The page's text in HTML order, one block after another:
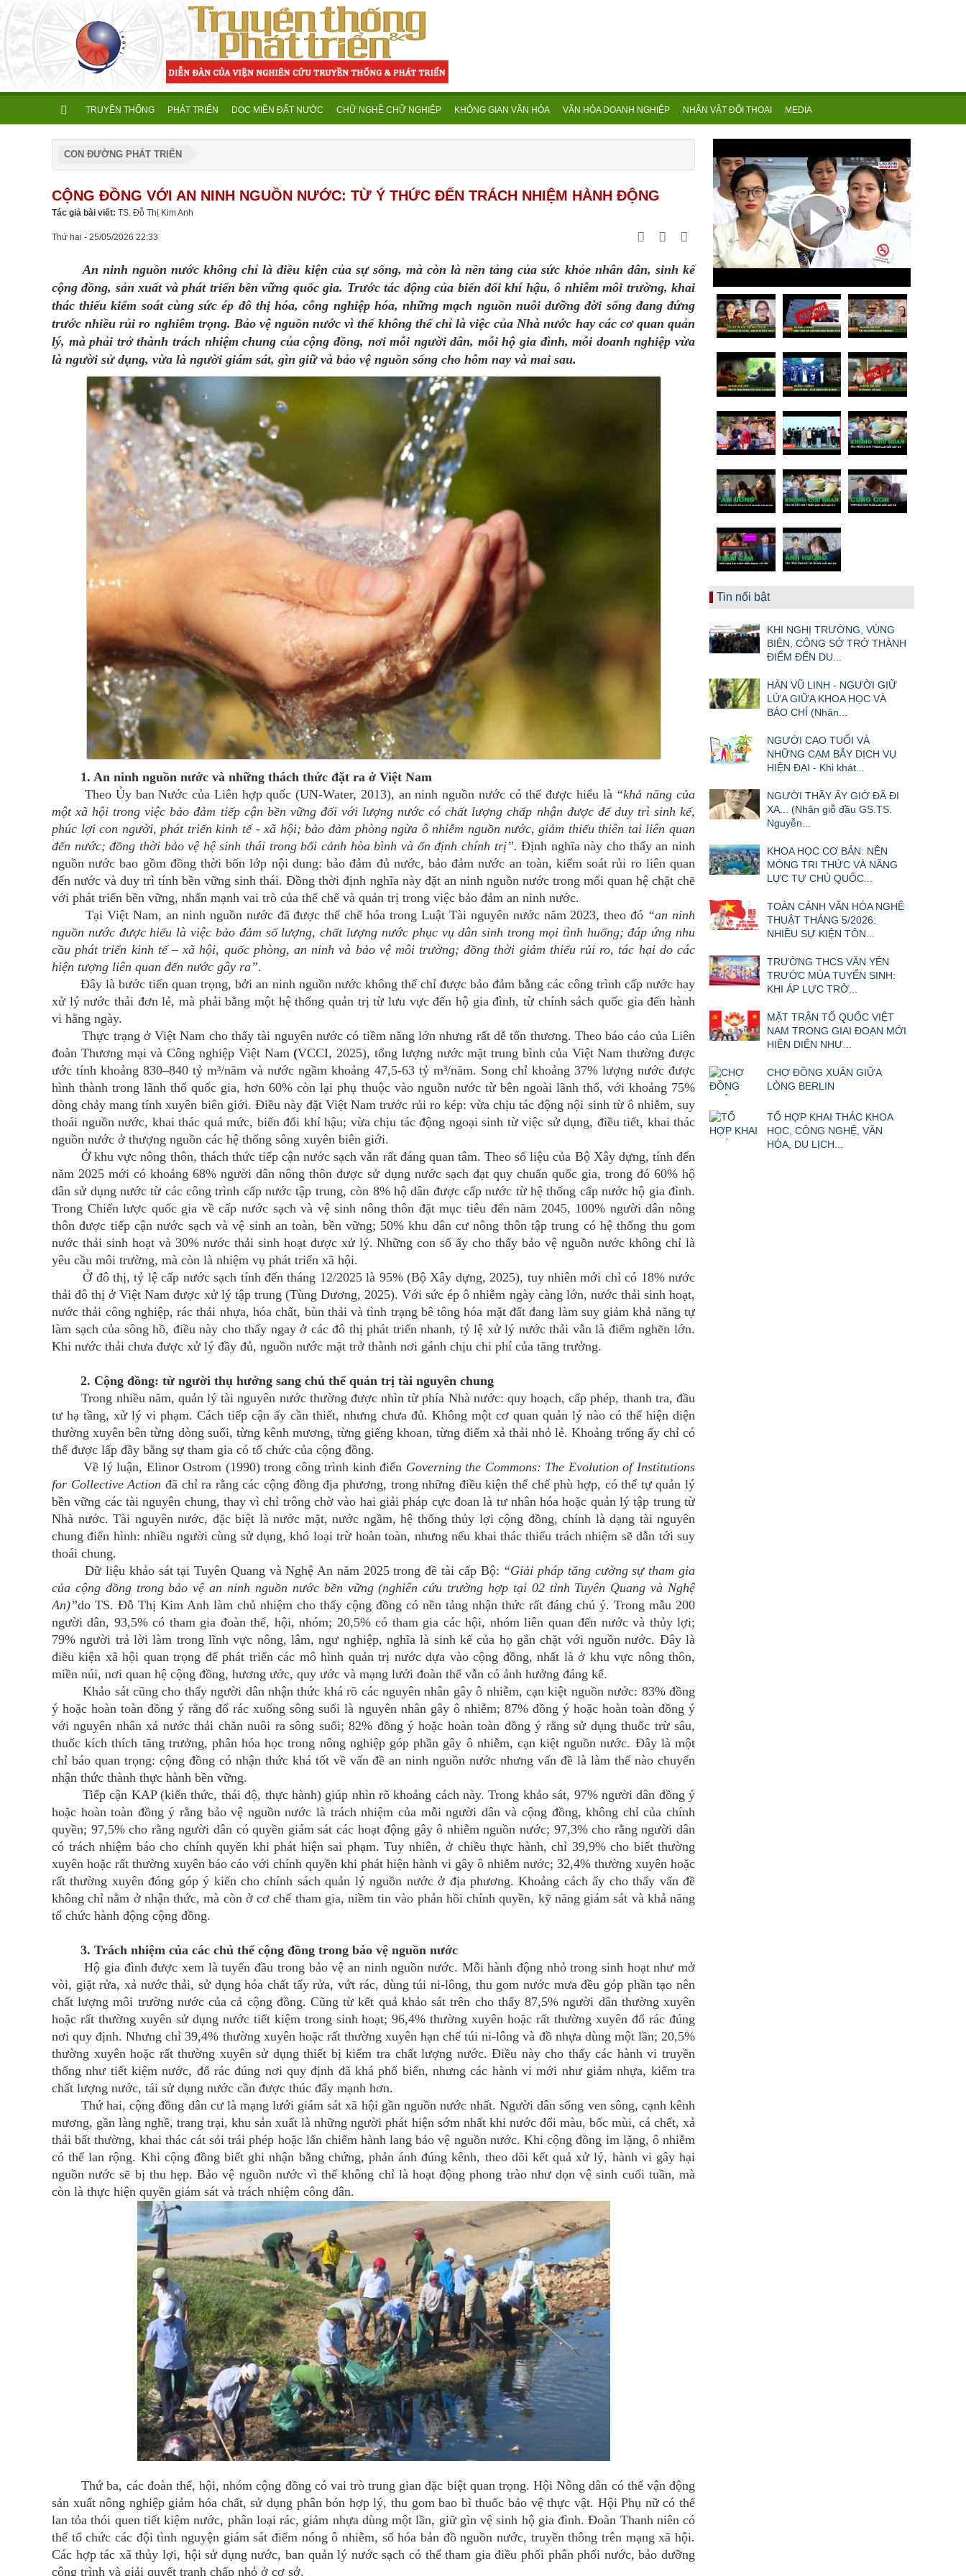
TRUYỀN THỐNG PHÁT TRIỂN DỌC MIỀN ĐẤT NƯỚC CHỮ NGHỀ CHỮ NGHIỆP KHÔNG GIAN VĂN HÓA VĂN HÓA DOANH NGHIỆP NHÂN VẬT ĐỐI THOẠI MEDIA
CON ĐƯỜNG PHÁT TRIỂN
CỘNG ĐỒNG VỚI AN NINH NGUỒN NƯỚC: TỪ Ý THỨC ĐẾN TRÁCH NHIỆM HÀNH ĐỘNG
Tác giả bài viết: TS. Đỗ Thị Kim Anh
Thứ hai - 25/05/2026 22:33
An ninh nguồn nước không chỉ là điều kiện của sự sống, mà còn là nền tảng của sức khỏe nhân dân, sinh kế
cộng đồng, sản xuất và phát triển bền vững quốc gia. Trước tác động của biến đổi khí hậu, ô nhiễm môi trường, khai
thác thiếu kiểm soát cùng sức ép đô thị hóa, công nghiệp hóa, những mạch nguồn nuôi dưỡng đời sống đang đứng
trước nhiều rủi ro nghiêm trọng. Bảo vệ nguồn nước vì thế không thể chỉ là việc của Nhà nước hay các cơ quan quản
lý, mà phải trở thành trách nhiệm chung của cộng đồng, nơi mỗi người dân, mỗi hộ gia đình, mỗi doanh nghiệp vừa
là người sử dụng, vừa là người giám sát, gìn giữ và bảo vệ nguồn sống cho hôm nay và mai sau.
1. An ninh nguồn nước và những thách thức đặt ra ở Việt Nam
Theo Ủy ban Nước của Liên hợp quốc (UN-Water, 2013), an ninh nguồn nước có thể được hiểu là “khả năng của
một xã hội trong việc bảo đảm tiếp cận bền vững đối với lượng nước có chất lượng chấp nhận được để duy trì sinh kế,
phúc lợi con người, phát triển kinh tế - xã hội; bảo đảm phòng ngừa ô nhiễm nguồn nước, giảm thiểu thiên tai liên quan
đến nước; đồng thời bảo vệ hệ sinh thái trong bối cảnh hòa bình và ổn định chính trị”. Định nghĩa này cho thấy an ninh
nguồn nước bao gồm đồng thời bốn lớp nội dung: bảo đảm đủ nước, bảo đảm nước an toàn, kiểm soát rủi ro liên quan
đến nước và duy trì tính bền vững sinh thái. Đồng thời định nghĩa này đặt an ninh nguồn nước trong mối quan hệ chặt chẽ
với phát triển bền vững, nhấn mạnh vai trò của thể chế và quản trị trong việc bảo đảm an ninh nước.
Tại Việt Nam, an ninh nguồn nước đã được thể chế hóa trong Luật Tài nguyên nước năm 2023, theo đó “an ninh
nguồn nước được hiểu là việc bảo đảm số lượng, chất lượng nước phục vụ dân sinh trong mọi tình huống; đáp ứng nhu
cầu phát triển kinh tế – xã hội, quốc phòng, an ninh và bảo vệ môi trường; đồng thời giảm thiểu rủi ro, tác hại do các
hiện tượng liên quan đến nước gây ra”.
Đây là bước tiến quan trọng, bởi an ninh nguồn nước không thể chỉ được bảo đảm bằng các công trình cấp nước hay
xử lý nước thải đơn lẻ, mà phải bằng một hệ thống quản trị từ lưu vực đến hộ gia đình, từ chính sách quốc gia đến hành
vi hằng ngày.
Thực trạng ở Việt Nam cho thấy tài nguyên nước có tiềm năng lớn nhưng rất dễ tổn thương. Theo báo cáo của Liên
đoàn Thương mại và Công nghiệp Việt Nam (VCCI, 2025), tổng lượng nước mặt trung bình của Việt Nam thường được
ước tính khoảng 830–840 tỷ m³/năm và nước ngầm khoảng 47,5-63 tỷ m³/năm. Song chỉ khoảng 37% lượng nước được
hình thành trong lãnh thổ quốc gia, hơn 60% còn lại phụ thuộc vào nguồn nước từ bên ngoài lãnh thổ, với khoảng 75%
dòng chảy mang tính xuyên biên giới. Điều này đặt Việt Nam trước rủi ro kép: vừa chịu tác động nội sinh từ ô nhiễm, suy
thoái nguồn nước, khai thác quá mức, biến đổi khí hậu; vừa chịu tác động ngoại sinh từ việc sử dụng, điều tiết, khai thác
nguồn nước ở thượng nguồn các hệ thống sông xuyên biên giới.
Ở khu vực nông thôn, thách thức tiếp cận nước sạch vẫn rất đáng quan tâm. Theo số liệu của Bộ Xây dựng, tính đến
năm 2025 mới có khoảng 68% người dân nông thôn được sử dụng nước sạch đạt quy chuẩn quốc gia, trong đó 60% hộ
dân sử dụng nước từ các công trình cấp nước tập trung, còn 8% hộ dân được cấp nước từ hệ thống cấp nước hộ gia đình.
Trong Chiến lược quốc gia về cấp nước sạch và vệ sinh nông thôn đặt mục tiêu đến năm 2045, 100% người dân nông
thôn được tiếp cận nước sạch và vệ sinh an toàn, bền vững; 50% khu dân cư nông thôn tập trung có hệ thống thu gom
nước thải sinh hoạt và 30% nước thải sinh hoạt được xử lý. Những con số ấy cho thấy bảo vệ nguồn nước không chỉ là
yêu cầu môi trường, mà còn là nhiệm vụ phát triển xã hội.
Ở đô thị, tỷ lệ cấp nước sạch tính đến tháng 12/2025 là 95% (Bộ Xây dựng, 2025), tuy nhiên mới chỉ có 18% nước
thải đô thị ở Việt Nam được xử lý tập trung (Tùng Dương, 2025). Với sức ép ô nhiễm ngày càng lớn, nước thải sinh hoạt,
nước thải công nghiệp, rác thải nhựa, hóa chất, bùn thải và tình trạng bê tông hóa mặt đất đang làm suy giảm khả năng tự
làm sạch của sông hồ, điều này cho thấy ngay ở các đô thị phát triển nhanh, tỷ lệ xử lý nước thải vẫn là điểm nghẽn lớn.
Khi nước thải chưa được xử lý đầy đủ, nguồn nước mặt trở thành nơi gánh chịu chi phí của tăng trưởng.
2. Cộng đồng: từ người thụ hưởng sang chủ thể quản trị tài nguyên chung
Trong nhiều năm, quản lý tài nguyên nước thường được nhìn từ phía Nhà nước: quy hoạch, cấp phép, thanh tra, đầu
tư hạ tầng, xử lý vi phạm. Cách tiếp cận ấy cần thiết, nhưng chưa đủ. Không một cơ quan quản lý nào có thể hiện diện
thường xuyên bên từng dòng suối, từng kênh mương, từng giếng khoan, từng điểm xả thải nhỏ lẻ. Khoảng trống ấy chỉ có
thể được lấp đầy bằng sự tham gia có tổ chức của cộng đồng.
Về lý luận, Elinor Ostrom (1990) trong công trình kinh điển Governing the Commons: The Evolution of Institutions
for Collective Action đã chỉ ra rằng các cộng đồng địa phương, trong những điều kiện thể chế phù hợp, có thể tự quản lý
bền vững các tài nguyên chung, thay vì chỉ trông chờ vào hai giải pháp cực đoan là tư nhân hóa hoặc quản lý tập trung từ
Nhà nước. Tài nguyên nước, đặc biệt là nước mặt, nước ngầm, hệ thống thủy lợi cộng đồng, chính là dạng tài nguyên
chung điển hình: nhiều người cùng sử dụng, khó loại trừ hoàn toàn, nhưng nếu khai thác thiếu trách nhiệm sẽ dẫn tới suy
thoái chung.
Dữ liệu khảo sát tại Tuyên Quang và Nghệ An năm 2025 trong đề tài cấp Bộ: “Giải pháp tăng cường sự tham gia
của cộng đồng trong bảo vệ an ninh nguồn nước bền vững (nghiên cứu trường hợp tại 02 tỉnh Tuyên Quang và Nghệ
An)”do TS. Đỗ Thị Kim Anh làm chủ nhiệm cho thấy cộng đồng có nền tảng nhận thức rất đáng chú ý. Trong mẫu 200
người dân, 93,5% có tham gia đoàn thể, hội, nhóm; 20,5% có tham gia các hội, nhóm liên quan đến nước và thủy lợi;
79% người trả lời làm trong lĩnh vực nông, lâm, ngư nghiệp, nghĩa là sinh kế của họ gắn chặt với nguồn nước. Đây là
điều kiện xã hội quan trọng để phát triển các mô hình quản trị nước dựa vào cộng đồng, nhất là ở khu vực nông thôn,
miền núi, nơi quan hệ cộng đồng, hương ước, quy ước và mạng lưới đoàn thể vẫn có ảnh hưởng đáng kể.
Khảo sát cũng cho thấy người dân nhận thức khá rõ các nguyên nhân gây ô nhiễm, cạn kiệt nguồn nước: 83% đồng
ý hoặc hoàn toàn đồng ý rằng đổ rác xuống sông suối là nguyên nhân gây ô nhiễm; 87% đồng ý hoặc hoàn toàn đồng ý
với nguyên nhân xả nước thải chăn nuôi ra sông suối; 82% đồng ý hoặc hoàn toàn đồng ý rằng sử dụng thuốc trừ sâu,
thuốc kích thích tăng trưởng, phân hóa học trong nông nghiệp góp phần gây ô nhiễm, cạn kiệt nguồn nước. Đây là một
chỉ báo quan trọng: cộng đồng có nhận thức khá tốt về vấn đề an ninh nguồn nước nhưng vấn đề là làm thế nào chuyển
nhận thức thành thực hành bền vững.
Tiếp cận KAP (kiến thức, thái độ, thực hành) giúp nhìn rõ khoảng cách này. Trong khảo sát, 97% người dân đồng ý
hoặc hoàn toàn đồng ý rằng bảo vệ nguồn nước là trách nhiệm của mỗi người dân và cộng đồng, không chỉ của chính
quyền; 97,5% cho rằng người dân có quyền giám sát các hoạt động gây ô nhiễm nguồn nước; 97,3% cho rằng người dân
có trách nhiệm báo cho chính quyền khi phát hiện sai phạm. Tuy nhiên, ở chiều thực hành, chỉ 39,9% cho biết thường
xuyên hoặc rất thường xuyên báo cáo với chính quyền khi phát hiện hành vi gây ô nhiễm nước; 32,4% thường xuyên hoặc
rất thường xuyên đóng góp ý kiến cho chính sách quản lý nguồn nước ở địa phương. Khoảng cách ấy cho thấy vấn đề
không chỉ nằm ở nhận thức, mà còn ở cơ chế tham gia, niềm tin vào phản hồi chính quyền, kỹ năng giám sát và khả năng
tổ chức hành động cộng đồng.
3. Trách nhiệm của các chủ thể cộng đồng trong bảo vệ nguồn nước
Hộ gia đình được xem là tuyến đầu trong bảo vệ an ninh nguồn nước. Mỗi hành động nhỏ trong sinh hoạt như mở
vòi, giặt rửa, xả nước thải, sử dụng hóa chất tẩy rửa, vứt rác, dùng túi ni-lông, thu gom nước mưa đều góp phần tạo nên
chất lượng môi trường nước của cả cộng đồng. Cũng từ kết quả khảo sát trên cho thấy 87,5% người dân thường xuyên
hoặc rất thường xuyên sử dụng nước tiết kiệm trong sinh hoạt; 96,4% thường xuyên hoặc rất thường xuyên đổ rác đúng
nơi quy định. Nhưng chỉ 39,4% thường xuyên hoặc rất thường xuyên hạn chế túi ni-lông và đồ nhựa dùng một lần; 20,5%
thường xuyên hoặc rất thường xuyên sử dụng thiết bị kiểm tra chất lượng nước. Điều này cho thấy các hành vi truyền
thống như tiết kiệm nước, đổ rác đúng nơi quy định đã khá phổ biến, nhưng các hành vi mới như giảm nhựa, kiểm tra
chất lượng nước, tái sử dụng nước cần được thúc đẩy mạnh hơn.
Thứ hai, cộng đồng dân cư là mạng lưới giám sát xã hội gần nguồn nước nhất. Người dân sống ven sông, cạnh kênh
mương, gần làng nghề, trang trại, khu sản xuất là những người phát hiện sớm nhất khi nước đổi màu, bốc mùi, cá chết, xả
thải bất thường, khai thác cát sỏi trái phép hoặc lấn chiếm hành lang bảo vệ nguồn nước. Khi cộng đồng im lặng, ô nhiễm
có thể lan rộng. Khi cộng đồng biết ghi nhận bằng chứng, phản ánh đúng kênh, theo dõi kết quả xử lý, hành vi gây hại
nguồn nước sẽ bị thu hẹp. Bảo vệ nguồn nước vì thế không chỉ là hoạt động phong trào như dọn vệ sinh cuối tuần, mà
còn là thực hiện quyền giám sát và trách nhiệm công dân.
Thứ ba, các đoàn thể, hội, nhóm cộng đồng có vai trò trung gian đặc biệt quan trọng. Hội Nông dân có thể vận động
sản xuất nông nghiệp giảm hóa chất, sử dụng phân bón hợp lý, thu gom bao bì thuốc bảo vệ thực vật. Hội Phụ nữ có thể
lan tỏa thói quen tiết kiệm nước, phân loại rác, giảm nhựa dùng một lần, giữ gìn vệ sinh hộ gia đình. Đoàn Thanh niên có
thể tổ chức các đội tình nguyện giám sát điểm nóng ô nhiễm, số hóa bản đồ nguồn nước, truyền thông trên mạng xã hội.
Các hợp tác xã thủy lợi, hội sử dụng nước, ban quản lý nước sạch có thể tham gia điều phối phân phối nước, bảo dưỡng
công trình và giải quyết tranh chấp nhỏ ở cơ sở.
Tin nổi bật
KHI NGHỊ TRƯỜNG, VÙNG
BIÊN, CÔNG SỞ TRỞ THÀNH
ĐIỂM ĐẾN DU...
HÀN VŨ LINH - NGƯỜI GIỮ
LỬA GIỮA KHOA HỌC VÀ
BÁO CHÍ (Nhân...
NGƯỜI CAO TUỔI VÀ
NHỮNG CẠM BẪY DỊCH VỤ
HIỆN ĐẠI - Khi khát...
NGƯỜI THẦY ẤY GIỜ ĐÃ ĐI
XA... (Nhân giỗ đầu GS.TS.
Nguyễn...
KHOA HỌC CƠ BẢN: NỀN
MÓNG TRI THỨC VÀ NĂNG
LỰC TỰ CHỦ QUỐC...
TOÀN CẢNH VĂN HÓA NGHỆ
THUẬT THÁNG 5/2026:
NHIỀU SỰ KIỆN TÔN...
TRƯỜNG THCS VĂN YÊN
TRƯỚC MÙA TUYỂN SINH:
KHI ÁP LỰC TRỞ...
MẶT TRẬN TỔ QUỐC VIỆT
NAM TRONG GIAI ĐOẠN MỚI
HIỆN DIỆN NHƯ...
CHỢ ĐỒNG XUÂN GIỮA
LÒNG BERLIN
TỔ HỢP KHAI THÁC KHOA
HỌC, CÔNG NGHỆ, VĂN
HÓA, DU LỊCH...